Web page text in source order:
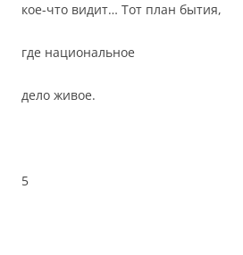
кое-что видит… Тот план бытия,
где национальное
дело живое.
5